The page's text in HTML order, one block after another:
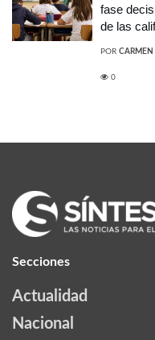
fase
de las
POR CARMEN
0
Secciones
Actualidad
Nacional